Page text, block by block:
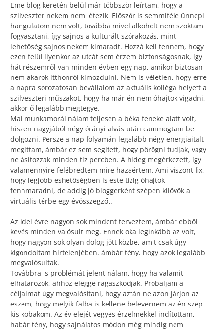
Eme blog keretén belül már többször leírtam, hogy a
szilveszter nekem nem létezik. Először is semmiféle ünnepi
hangulatom nem volt, továbbá mivel alkoholt nem szoktam
fogyasztani, így sajnos a kulturált szórakozás, mint
lehetőség sajnos nekem kimaradt. Hozzá kell tennem, hogy
ezen felül ilyenkor az utcát sem érzem biztonságosnak, így
hát részemről van minden évben egy nap, amikor biztosan
nem akarok itthonról kimozdulni. Nem is véletlen, hogy erre
a napra sorozatosan bevállalom az aktuális kolléga helyett a
szilveszteri műszakot, hogy ha már én nem óhajtok vigadni,
akkor ő legalább megtegye.
Mai munkamorál nálam teljesen a béka feneke alatt volt,
hiszen nagyjából négy órányi alvás után cammogtam be
dolgozni. Persze a nap folyamán legalább négy energiaitalt
megittam, ámbár ez sem segített, hogy pörögni tudjak, vagy
ne ásítozzak minden tíz percben. A hideg megérkezett, így
valamennyire felébredtem mire hazaértem. Ami viszont fix,
hogy legjobb eshetőségben is este tízig óhajtok
fennmaradni, de addig jó bloggerként szépen kilövök a
virtuális térbe egy évösszegzőt.
Az idei évre nagyon sok mindent terveztem, ámbár ebből
kevés minden valósult meg. Ennek oka leginkább az volt,
hogy nagyon sok olyan dolog jött közbe, amit csak úgy
kigondoltam hirtelenjében, ámbár tény, hogy azok legalább
megvalósultak.
Továbbra is problémát jelent nálam, hogy ha valamit
elhatározok, ahhoz eléggé ragaszkodjak. Próbáljam a
céljaimat úgy megvalósítani, hogy aztán ne azon járjon az
eszem, hogy melyik falba is kellene belevernem az én szép
kis kobakom. Az év elejét vegyes érzelmekkel indítottam,
habár tény, hogy sajnálatos módon még mindig nem